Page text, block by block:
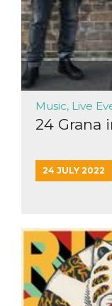
Music, Live
24 Grana
24 JULY 2022